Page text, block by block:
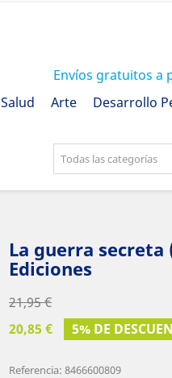
Envíos gratuitos a
Salud Arte Desarrollo
Todas las categorías
La guerra secreta
Ediciones
21,95 €
20,85 €
5% DE
Referencia: 8466600809